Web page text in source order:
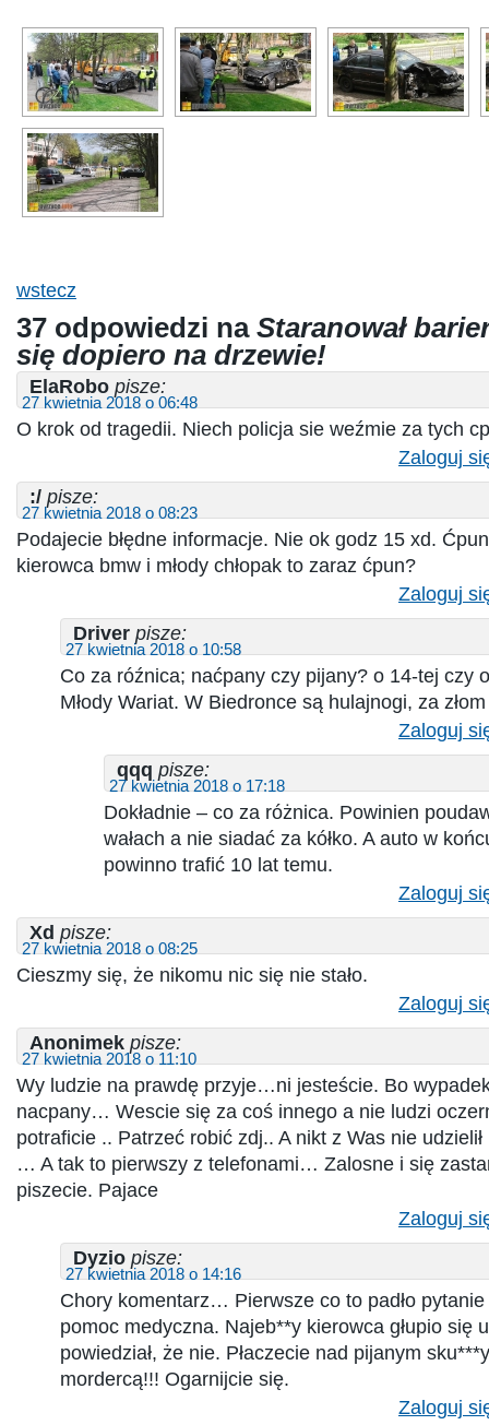
wstecz
37 odpowiedzi na Staranował
się dopiero na drzewie!
ElaRobo pisze:
27 kwietnia 2018 o 06:48
O krok od tragedii. Niech policja sie weźmie za tych
Zaloguj
:/ pisze:
27 kwietnia 2018 o 08:23
Podajecie błędne informacje. Nie ok godz 15 xd.
kierowca bmw i młody chłopak to zaraz ćpun?
Zaloguj
Driver pisze:
27 kwietnia 2018 o 10:58
Co za róźnica; naćpany czy pijany? o 14-tej czy
Młody Wariat. W Biedronce są hulajnogi, za
Zaloguj
qqq pisze:
27 kwietnia 2018 o 17:18
Dokładnie – co za różnica. Powinien
wałach a nie siadać za kółko. A auto w
powinno trafić 10 lat temu.
Zaloguj
Xd pisze:
27 kwietnia 2018 o 08:25
Cieszmy się, że nikomu nic się nie stało.
Zaloguj
Anonimek pisze:
27 kwietnia 2018 o 11:10
Wy ludzie na prawdę przyje…ni jesteście. Bo
nacpany… Wescie się za coś innego a nie ludzi
potraficie .. Patrzeć robić zdj.. A nikt z Was nie
… A tak to pierwszy z telefonami… Zalosne i się
piszecie. Pajace
Zaloguj
Dyzio pisze:
27 kwietnia 2018 o 14:16
Chory komentarz… Pierwsze co to padło
pomoc medyczna. Najeb**y kierowca głupio się
powiedział, że nie. Płaczecie nad pijanym
mordercą!!! Ogarnijcie się.
Zaloguj